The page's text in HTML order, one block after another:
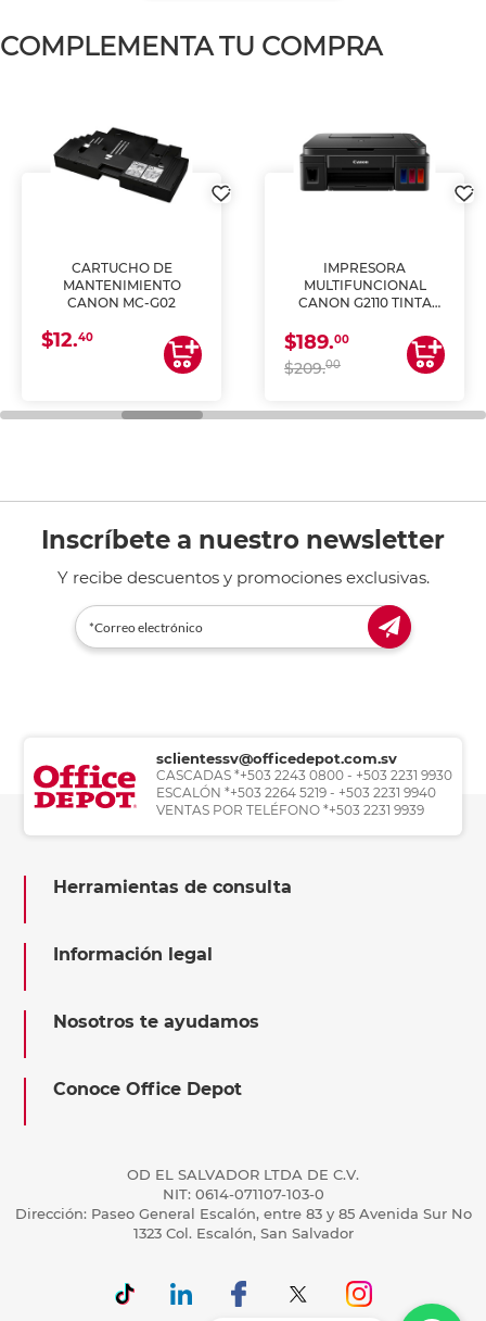
COMPLEMENTA TU COMPRA
CARTUCHO DE
MANTENIMIENTO
CANON MC-G02
$12.40
IMPRESORA
MULTIFUNCIONAL
CANON G2110 TINTA
$189.00
$209.00
Inscríbete a nuestro newsletter
Y recibe descuentos y promociones exclusivas.
sclientessv@officedepot.com.sv
CASCADAS *+503 2243 0800 - +503 2231 9930
ESCALÓN *+503 2264 5219 - +503 2231 9940
VENTAS POR TELÉFONO *+503 2231 9939
Herramientas de consulta
Información legal
Nosotros te ayudamos
Conoce Office Depot
OD EL SALVADOR LTDA DE C.V.
NIT: 0614-071107-103-0
Dirección: Paseo General Escalón, entre 83 y 85 Avenida Sur No
1323 Col. Escalón, San Salvador